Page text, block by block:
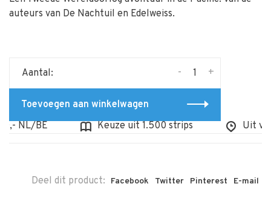
auteurs van De Nachtuil en Edelweiss.
Aantal: +
-
Toevoegen aan winkelwagen
NL/BE
Keuze uit 1.500 strips Uit
Deel dit product: Facebook Twitter Pinterest E-mail